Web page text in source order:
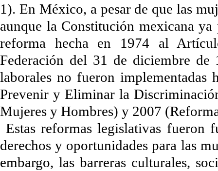
1). En México, a pesar de que las
aunque la Constitución mexicana
reforma hecha en 1974 al
Federación del 31 de diciembre de
laborales no fueron implementadas
Prevenir y Eliminar la
Mujeres y Hombres) y 2007
Estas reformas legislativas fueron
derechos y oportunidades para las
embargo, las barreras culturales,